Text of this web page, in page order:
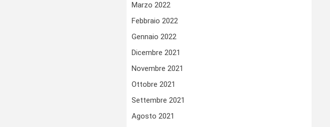
Marzo 2022
Febbraio 2022
Gennaio 2022
Dicembre 2021
Novembre 2021
Ottobre 2021
Settembre 2021
Agosto 2021